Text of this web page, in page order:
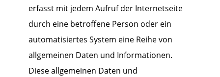
erfasst mit jedem Aufruf der Internetseite
durch eine betroffene Person oder ein
automatisiertes System eine Reihe von
allgemeinen Daten und Informationen.
Diese allgemeinen Daten und